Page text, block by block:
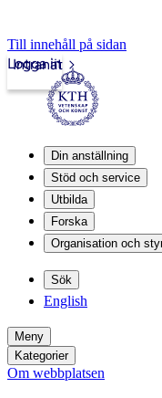
Till innehåll på sidan
Intranät
Logga in
Din anställning
Stöd och service
Utbilda
Forska
Organisation och
Sök
English
Meny
Kategorier
Om webbplatsen